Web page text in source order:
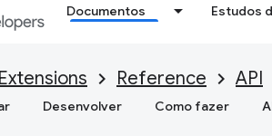
Documentos Estudos
Reference API
Desenvolver Como fazer